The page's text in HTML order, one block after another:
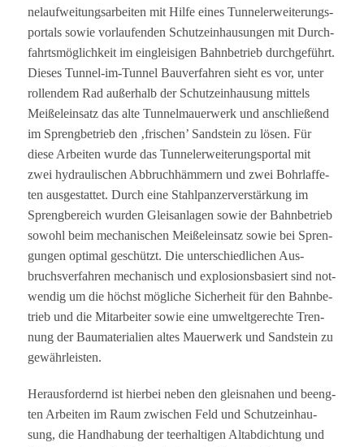
nel­auf­wei­tungs­ar­bei­ten mit Hilfe eines Tun­nel­er­wei­te­rungs­
por­tals sowie vor­lau­fen­den Schutz­ein­hau­sun­gen mit Durch­
fahrts­mög­lich­keit im ein­glei­si­gen Bahn­be­trieb durch­ge­führt.
Die­ses Tun­nel-im-Tun­nel Bau­ver­fah­ren sieht es vor, unter
rol­len­dem Rad außer­halb der Schutz­ein­hau­sung mit­tels
Mei­ßel­ein­satz das alte Tun­nel­mau­er­werk und anschlie­ßend
im Spreng­be­trieb den ‚fri­schen’ Sand­stein zu lösen. Für
diese Arbei­ten wurde das Tun­nel­er­wei­te­rungs­por­tal mit
zwei hydrau­li­schen Abbruch­häm­mern und zwei Bohrlaf­fe­
ten aus­ge­stat­tet. Durch eine Stahl­pan­zer­ver­stär­kung im
Spreng­be­reich wur­den Gleis­an­la­gen sowie der Bahn­be­trieb
sowohl beim mecha­ni­schen Mei­ßel­ein­satz sowie bei Spren­
gun­gen opti­mal geschützt. Die unter­schied­li­chen Aus­
bruchs­ver­fah­ren mecha­nisch und explo­si­ons­ba­siert sind not­
wen­dig um die höchst mög­li­che Sicher­heit für den Bahn­be­
trieb und die Mit­ar­bei­ter sowie eine umwelt­ge­rechte Tren­
nung der Bau­ma­te­ria­lien altes Mau­er­werk und Sand­stein zu
gewährleisten.
Her­aus­for­dernd ist hier­bei neben den gleis­na­hen und beeng­
ten Arbei­ten im Raum zwi­schen Feld und Schutz­ein­hau­
sung, die Hand­ha­bung der teer­hal­ti­gen Alt­ab­dich­tung und